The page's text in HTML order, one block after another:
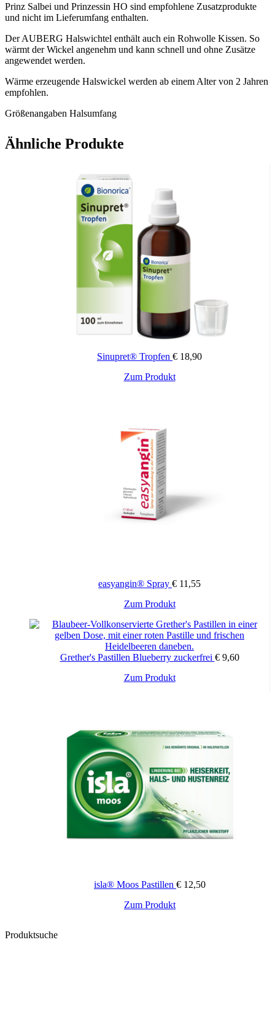
Prinz Salbei und Prinzessin HO sind empfohlene Zusatzprodukte
und nicht im Lieferumfang enthalten.
Der AUBERG Halswichtel enthält auch ein Rohwolle Kissen. So
wärmt der Wickel angenehm und kann schnell und ohne Zusätze
angewendet werden.
Wärme erzeugende Halswickel werden ab einem Alter von 2 Jahren
empfohlen.
Größenangaben Halsumfang
S: 25-30 cm ca. 2-6 Jahre
Zusätzliche Informationen
Ähnliche Produkte
Sinupret® Tropfen € 18,90
Zum Produkt
easyangin® Spray € 11,55
Zum Produkt
Grether's Pastillen Blueberry zuckerfrei €9,60
Zum Produkt
isla® Moos Pastillen € 12,50
Zum ProduktDieses
Produktsuche